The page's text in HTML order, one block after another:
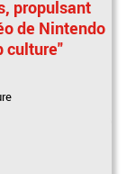
propulsant
de Nintendo
culture"